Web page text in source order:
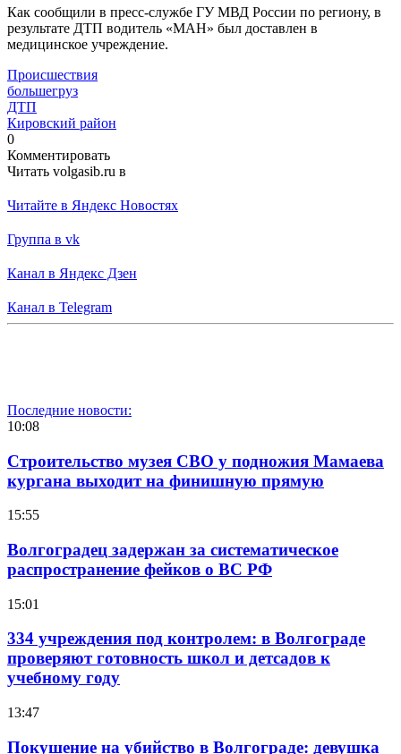
Как сообщили в пресс-службе ГУ МВД России по региону, в
результате ДТП водитель «МАН» был доставлен в
медицинское учреждение.
Происшествия
большегруз
ДТП
Кировский район
0
Комментировать
Читать volgasib.ru в
Читайте в Яндекс Новостях
Группа в vk
Канал в Яндекс Дзен
Канал в Telegram
Последние новости:
10:08
Строительство музея СВО у подножия Мамаева
кургана выходит на финишную прямую
15:55
Волгоградец задержан за систематическое
распространение фейков о ВС РФ
15:01
334 учреждения под контролем: в Волгограде
проверяют готовность школ и детсадов к
учебному году
13:47
Покушение на убийство в Волгограде: девушка